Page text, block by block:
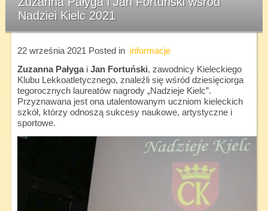
Nadziei Kielc 2021
22 września 2021 Posted in informacje
Zuzanna Pałygai Jan Fortuński, zawodnicy Kieleckiego
Klubu Lekkoatletycznego, znaleźli się wśród dziesięciorga
tegorocznych laureatów nagrody „Nadzieje Kielc”.
Przyznawana jest ona utalentowanym uczniom kieleckich
szkół, którzy odnoszą sukcesy naukowe, artystyczne i
sportowe.